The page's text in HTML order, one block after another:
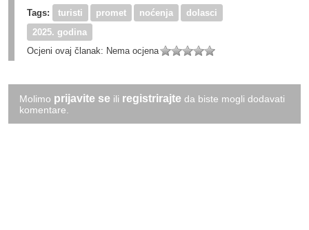
Tags:
turisti promet noćenja
dolasci
2025. godina
Ocjeni ovaj članak: Nema ocjena
Molimo prijavite se ili registrirajte da biste mogli dodavati
komentare.